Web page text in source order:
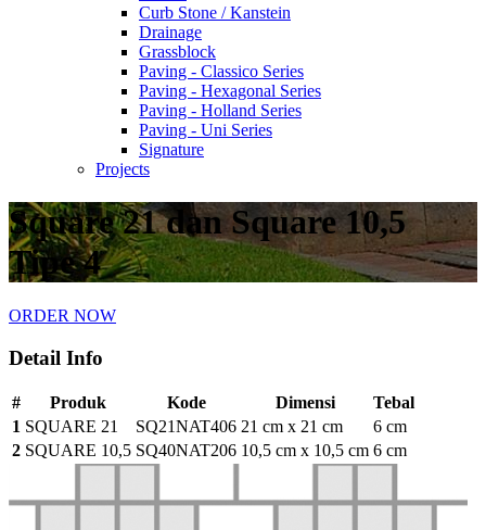
Curb Stone / Kanstein
Drainage
Grassblock
Paving - Classico Series
Paving - Hexagonal Series
Paving - Holland Series
Paving - Uni Series
Signature
Projects
Square 21 dan Square 10,5
Tipe 4
ORDER NOW
Detail Info
# Produk Kode Dimensi
Tebal
1 SQUARE 21 SQ21NAT406 21 cm x 21 cm
6 cm
2 SQUARE 10,5 SQ40NAT206 10,5 cm x 10,5 cm 6 cm